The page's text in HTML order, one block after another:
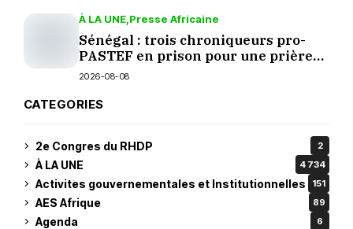
À LA UNE Presse Africaine
Sénégal : trois chroniqueurs pro-
PASTEF en prison pour une prière
sur TikTok
2026-08-08
CATEGORIES
2e Congres du RHDP 2
À LA UNE 4 734
Activites gouvernementales et Institutionnelles 151
AES Afrique 89
Agenda 6